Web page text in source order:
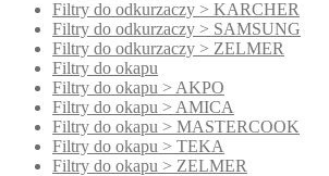
Filtry do odkurzaczy > KARCHER
Filtry do odkurzaczy > SAMSUNG
Filtry do odkurzaczy > ZELMER
Filtry do okapu
Filtry do okapu > AKPO
Filtry do okapu > AMICA
Filtry do okapu > MASTERCOOK
Filtry do okapu > TEKA
Filtry do okapu > ZELMER